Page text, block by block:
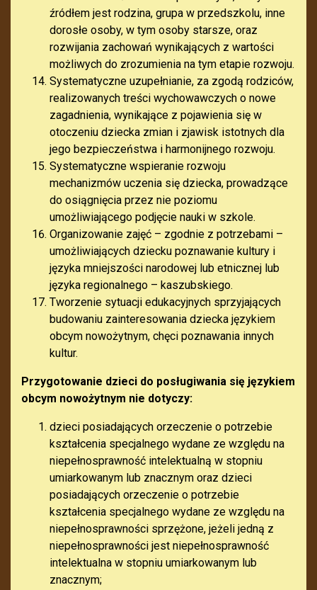
źródłem jest rodzina, grupa w przedszkolu, inne
dorosłe osoby, w tym osoby starsze, oraz
rozwijania zachowań wynikających z wartości
możliwych do zrozumienia na tym etapie rozwoju.
Systematyczne uzupełnianie, za zgodą rodziców,
realizowanych treści wychowawczych o nowe
zagadnienia, wynikające z pojawienia się w
otoczeniu dziecka zmian i zjawisk istotnych dla
jego bezpieczeństwa i harmonijnego rozwoju.
Systematyczne wspieranie rozwoju
mechanizmów uczenia się dziecka, prowadzące
do osiągnięcia przez nie poziomu
umożliwiającego podjęcie nauki w szkole.
Organizowanie zajęć – zgodnie z potrzebami –
umożliwiających dziecku poznawanie kultury i
języka mniejszości narodowej lub etnicznej lub
języka regionalnego – kaszubskiego.
Tworzenie sytuacji edukacyjnych sprzyjających
budowaniu zainteresowania dziecka językiem
obcym nowożytnym, chęci poznawania innych
kultur.
Przygotowanie dzieci do posługiwania się językiem
obcym nowożytnym nie dotyczy:
dzieci posiadających orzeczenie o potrzebie
kształcenia specjalnego wydane ze względu na
niepełnosprawność intelektualną w stopniu
umiarkowanym lub znacznym oraz dzieci
posiadających orzeczenie o potrzebie
kształcenia specjalnego wydane ze względu na
niepełnosprawności sprzężone, jeżeli jedną z
niepełnosprawności jest niepełnosprawność
intelektualna w stopniu umiarkowanym lub
znacznym;